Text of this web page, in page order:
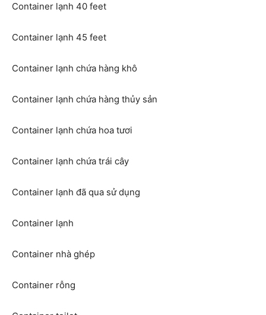
Container lạnh 40 feet
Container lạnh 45 feet
Container lạnh chứa hàng khô
Container lạnh chứa hàng thủy sản
Container lạnh chứa hoa tươi
Container lạnh chứa trái cây
Container lạnh đã qua sử dụng
Container lạnh
Container nhà ghép
Container rỗng